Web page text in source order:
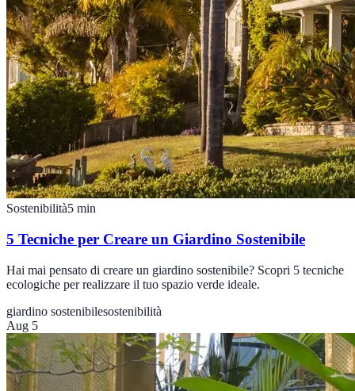
Sostenibilità5 min
5 Tecniche per Creare un Giardino Sostenibile
Hai mai pensato di creare un giardino sostenibile? Scopri 5 tecniche
ecologiche per realizzare il tuo spazio verde ideale.
giardino sostenibilesostenibilità
Aug 5